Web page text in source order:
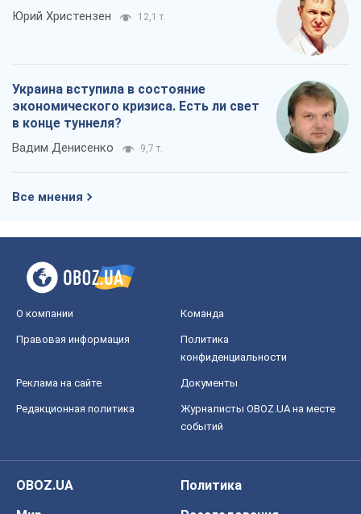
Юрий Христензен 12,1 т.
Украина вступила в состояние
экономического кризиса. Есть ли свет
в конце туннеля?
Вадим Денисенко 9,7 т.
Все мнения
О компании Команда
Правовая информация
Политика
конфиденциальности
Реклама на сайте Документы
Редакционная политика
Журналисты OBOZ.UA на месте
событий
OBOZ.UA
Политика